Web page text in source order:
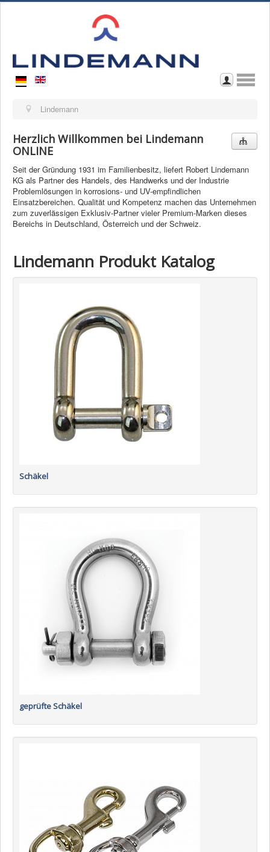
Home
Kontakt
Im Katalog blättern
Download Katalog
Lindemann
Herzlich Willkommen bei Lindemann
ONLINE
Seit der Gründung 1931 im Familienbesitz, liefert Robert Lindemann
KG als Partner des Handels, des Handwerks und der Industrie
Problemlösungen in korrosions- und UV-empfindlichen
Einsatzbereichen. Qualität und Kompetenz machen das Unternehmen
zum zuverlässigen Exklusiv-Partner vieler Premium-Marken dieses
Bereichs in Deutschland, Österreich und der Schweiz.
Lindemann Produkt Katalog
Schäkel
geprüfte Schäkel